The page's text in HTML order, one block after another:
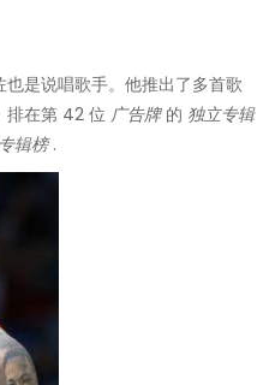
是说唱歌手。他推出了多首歌
排在第 42 位 广告牌的 独立专辑
辑榜.